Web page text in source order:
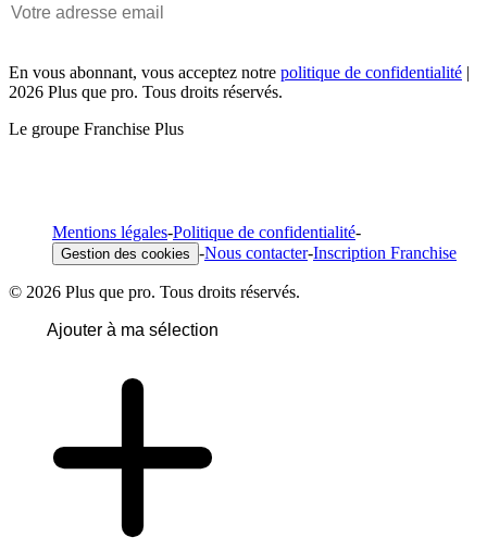
En vous abonnant, vous acceptez notre politique de confidentialité
2026 Plus que pro. Tous droits réservés.
Le groupe Franchise Plus
Mentions légales-Politique de confidentialité-
Gestion des cookies -Nous contacter-Inscription Franchise
© 2026 Plus que pro. Tous droits réservés.
Ajouter à ma sélection